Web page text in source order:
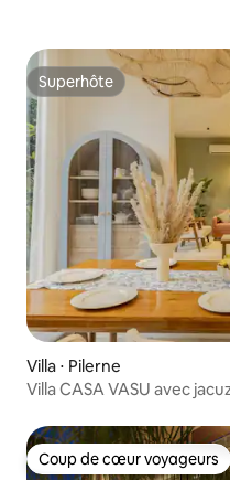
Superhôte
Superhôte
Villa ⋅ Pilerne
Villa CASA VASU avec
Coup de cœur voyageurs
Coup de cœur voyageurs